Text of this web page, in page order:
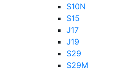
S10N
S15
J17
J19
S29
S29M